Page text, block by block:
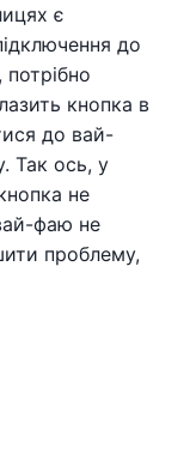
є
до
кнопка в
до вай-
Так ось, у
не
фаю не
проблему,